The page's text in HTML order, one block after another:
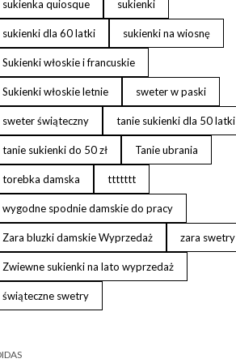
sukienka quiosque sukienki
sukienki dla 60 latki sukienki na wiosnę
Sukienki włoskie i francuskie
Sukienki włoskie letnie sweter w paski
sweter świąteczny tanie sukienki dla 50 latki
tanie sukienki do 50 zł Tanie ubrania
torebka damska ttttttt
wygodne spodnie damskie do pracy
Zara bluzki damskie Wyprzedaż zara swetry
Zwiewne sukienki na lato wyprzedaż
świąteczne swetry